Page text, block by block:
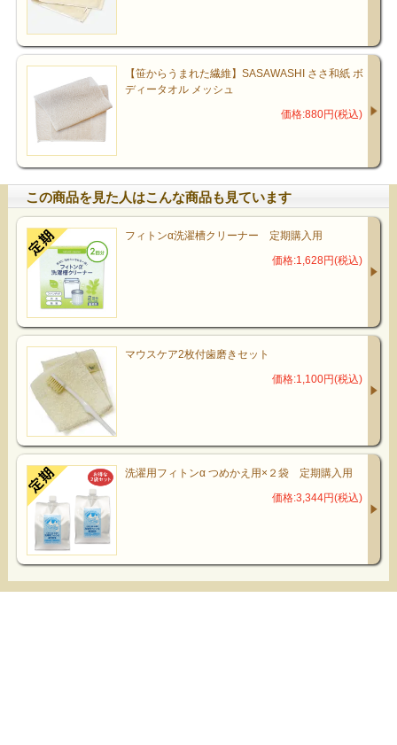
【笹からうまれた繊維】SASAWASHI ささ和紙 ボ
ディータオル メッシュ
価格:880円(税込)
この商品を見た人はこんな商品も見ています
フィトンα洗濯槽クリーナー 定期購入用
価格:1,628円(税込)
マウスケア2枚付歯磨きセット
価格:1,100円(税込)
洗濯用フィトンα つめかえ用×２袋 定期購入用
価格:3,344円(税込)